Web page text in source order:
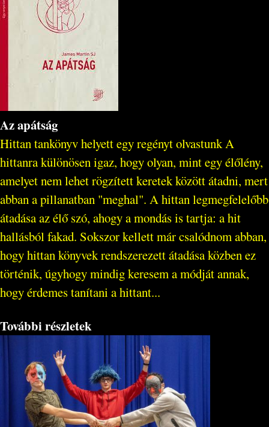
Az apátság
Hittan tankönyv helyett egy regényt olvastunk A
hittanra különösen igaz, hogy olyan, mint egy élőlény,
amelyet nem lehet rögzített keretek között átadni, mert
abban a pillanatban "meghal". A hittan legmegfelelőbb
átadása az élő szó, ahogy a mondás is tartja: a hit
hallásból fakad. Sokszor kellett már csalódnom abban,
hogy hittan könyvek rendszerezett átadása közben ez
történik, úgyhogy mindig keresem a módját annak,
hogy érdemes tanítani a hittant...
További részletek